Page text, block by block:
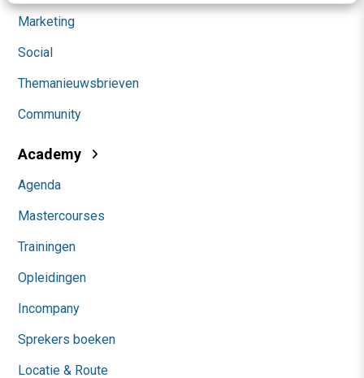
Marketing
Social
Themanieuwsbrieven
Community
Academy
Agenda
Mastercourses
Trainingen
Opleidingen
Incompany
Sprekers boeken
Locatie & Route